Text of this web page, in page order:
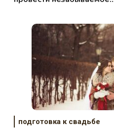
подготовка к свадьбе